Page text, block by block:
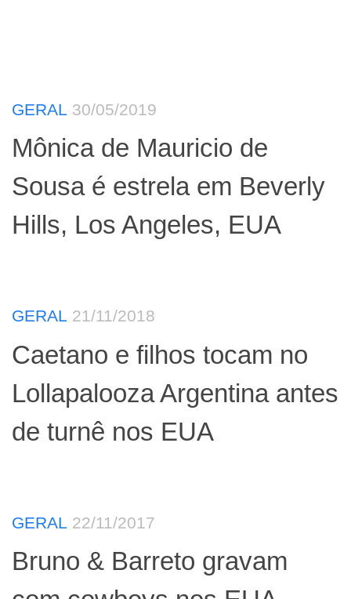
GERAL 30/05/2019
Mônica de Mauricio de
Sousa é estrela em Beverly
Hills, Los Angeles, EUA
GERAL 21/11/2018
Caetano e filhos tocam no
Lollapalooza Argentina antes
de turnê nos EUA
GERAL 22/11/2017
Bruno & Barreto gravam